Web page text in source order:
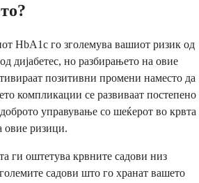
HbA1c го зголемува вашиот ризик од
дијабетес, но разбирањето на овие
позитивни промени наместо да
компликации се развиваат постепено
управување со шеќерот во крвта
овие ризици.
ги оштетува крвните садови низ
садови што го хранат вашето